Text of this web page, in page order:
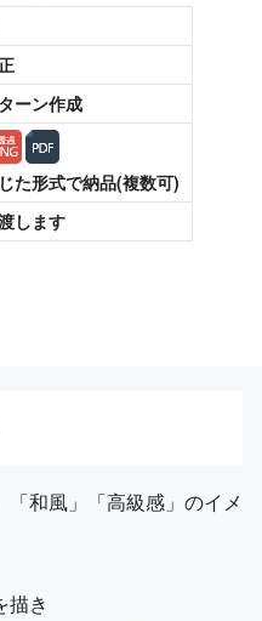
ーン作成
た形式で納品(複数可)
します
「和風」「高級感」のイメ
描き